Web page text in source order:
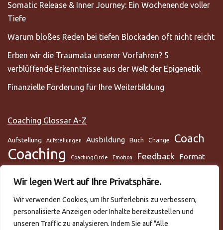
Wir legen Wert auf Ihre Privatsphäre.
Wir verwenden Cookies, um Ihr Surferlebnis zu verbessern,
personalisierte Anzeigen oder Inhalte bereitzustellen und
unseren Traffic zu analysieren. Indem Sie auf "Alle
Somatic Release & Inner Journey: Ein Wochenende voller
Tiefe
Warum bloßes Reden bei tiefen Blockaden oft nicht reicht
Erben wir die Traumata unserer Vorfahren? 5
verblüffende Erkenntnisse aus der Welt der Epigenetik
Finanzielle Förderung für Ihre Weiterbildung
Coaching Glossar A-Z
Aufstellung Aufstellungen Ausbildung Buch Change Coach
Coaching CoachingCircle Emotion Feedback Format
Glaubenssysteme Loslassen Lunge Lösungsorientiert Meditation
Mental mentale Gesundheit Mentaltraining Metamodell
NLP Practitioner Rapport Selbstmanagement